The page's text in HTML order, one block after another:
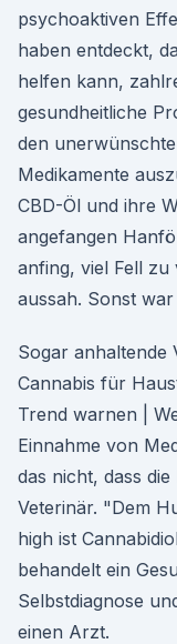
psychoaktiven
haben entdeckt,
helfen kann,
gesundheitliche
den
Medikamente
CBD-Öl und ihre
angefangen
anfing, viel Fell
aussah. Sonst
Sogar anhaltende
Cannabis für
Trend warnen |
Einnahme von
das nicht, dass
Veterinär. "Dem
high ist
behandelt ein
Selbstdiagnose
einen Arzt.